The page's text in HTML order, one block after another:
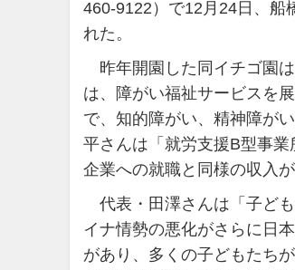
460-9122）で12月24日、船
れた。
昨年開園した同イチゴ園
は、障がい福祉サービスを
で、知的障がい、精神障が
平さんは「就労支援B型事
企業への就職と同様の収入
代表・田澤さんは「子ど
イナ情勢の悪化がさらに日
があり、多くの子どもたち